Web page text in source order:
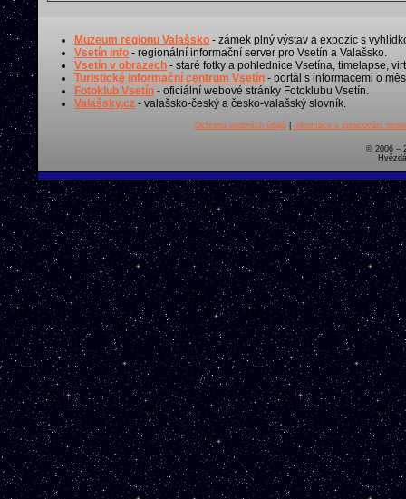
Muzeum regionu Valašsko - zámek plný výstav a expozic s
Vsetín info - regionální informační server pro Vsetín a Valašsko.
Vsetín v obrazech - staré fotky a pohlednice Vsetína, timelapse,
Turistické informační centrum Vsetín - portál s informacemi o
Fotoklub Vsetín - oficiální webové stránky Fotoklubu Vsetín.
Valašsky.cz - valašsko-český a česko-valašský slovník.
Ochrana osobních údajů| Informace o zpracování
© 2006 –